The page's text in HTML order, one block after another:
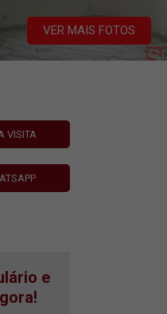
VER MAIS FOTOS
VISITA
e